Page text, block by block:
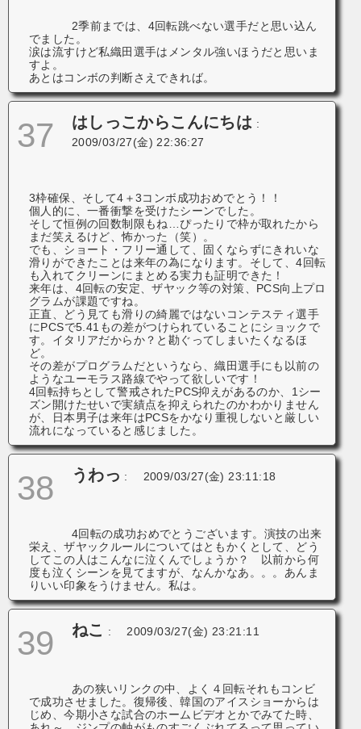
2季前までは、4回転跳べない選手だと思い込ん
でました。
涙は流すけど私織田選手はメンタル強いほうだと思いま
すよ。
あとはコンボの判断さえできれば。
37 はしっこからこんにちは :
2009/03/27(金) 22:36:27
3枠確保、そして4＋3コンボ成功おめでとう！！
個人的に、一番衝撃を受けたシーンでした。
そして恒例の回数制限もね…ぴったりで枠が取れたから
まだ笑えるけど、怖かった（笑）。
でも、ショート・フリー通して、固くならずにきれいな
滑りができたことは来年の為になります。そして、4回転
も入れてクリーンにまとめる実力も証明できた！
来年は、4回転の安定、ザヤック等の対策、PCS向上プロ
グラムが課題ですね。
正直、どう見ても滑りの綺麗ではないコンテスティ選手
にPCSで5.41もの差がつけられていることにショックで
す。イタリアだからか？と勘ぐってしまいたくなるほ
ど。
その差がプログラムだというなら、織田選手にも以前の
ようなユーモラス路線でやって欲しいです！
4回転持ちとして警戒されたPCS抑えがあるのか、1シー
ズン開けたせいで実績点を抑えられたのかわかりません
が、日本男子は来年はPCSをかなり重視しないと厳しい
流れになっていると感じました。
38 うわっ : 2009/03/27(金) 23:11:18
4回転の成功おめでとうございます。演技の出来
栄え、ザヤックルールについてはともかくとして、どう
してこの人はこんなに泣くんでしょうか？ 以前から何
度も泣くシーンを見てますが、なんかなあ。。。あんま
りいい印象をうけません。私は。
39 ねこ : 2009/03/27(金) 23:21:11
あの狭いリンクの中、よく４回転それもコンビ
で成功させました。復帰後、韓国のアイスショーからは
じめ、今期小さな試合のホームビデオとかでみてた時、